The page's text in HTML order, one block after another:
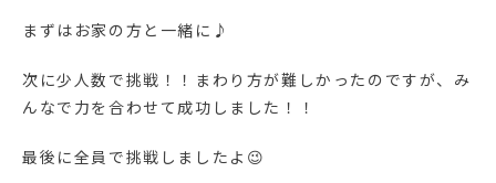
まずはお家の方と一緒に♪
次に少人数で挑戦！！まわり方が難しかったのですが、み
んなで力を合わせて成功しました！！
最後に全員で挑戦しましたよ😉